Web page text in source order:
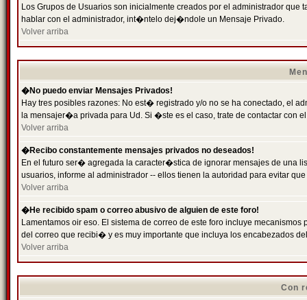
Los Grupos de Usuarios son inicialmente creados por el administrador
hablar con el administrador, int�ntelo dej�ndole un Mensaje Privado.
Volver arriba
�No puedo enviar Mensajes Privados!
Hay tres posibles razones: No est� registrado y/o no se ha conectado, el
la mensajer�a privada para Ud. Si �ste es el caso, trate de contactar con
Volver arriba
�Recibo constantemente mensajes privados no deseados!
En el futuro ser� agregada la caracter�stica de ignorar mensajes de una
usuarios, informe al administrador -- ellos tienen la autoridad para evitar
Volver arriba
�He recibido spam o correo abusivo de alguien de este foro!
Lamentamos oir eso. El sistema de correo de este foro incluye
del correo que recibi� y es muy importante que incluya los encabezados
Volver arriba
Con